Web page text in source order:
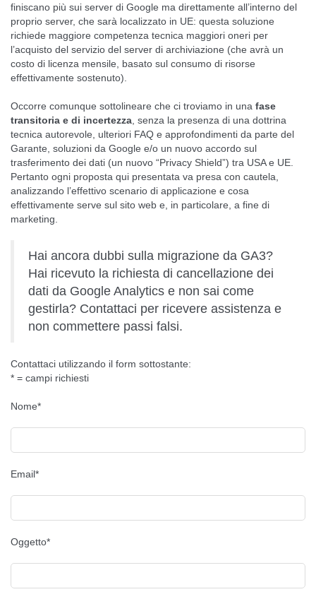
finiscano più sui server di Google ma direttamente all’interno del
proprio server, che sarà localizzato in UE: questa soluzione
richiede maggiore competenza tecnica maggiori oneri per
l’acquisto del servizio del server di archiviazione (che avrà un
costo di licenza mensile, basato sul consumo di risorse
effettivamente sostenuto).
Occorre comunque sottolineare che ci troviamo in una fase
transitoria e di incertezza, senza la presenza di una dottrina
tecnica autorevole, ulteriori FAQ e approfondimenti da parte del
Garante, soluzioni da Google e/o un nuovo accordo sul
trasferimento dei dati (un nuovo “Privacy Shield”) tra USA e UE.
Pertanto ogni proposta qui presentata va presa con cautela,
analizzando l’effettivo scenario di applicazione e cosa
effettivamente serve sul sito web e, in particolare, a fine di
marketing.
Hai ancora dubbi sulla migrazione da GA3?
Hai ricevuto la richiesta di cancellazione dei
dati da Google Analytics e non sai come
gestirla? Contattaci per ricevere assistenza e
non commettere passi falsi.
Contattaci utilizzando il form sottostante:
* = campi richiesti
Nome*
Email*
Oggetto*